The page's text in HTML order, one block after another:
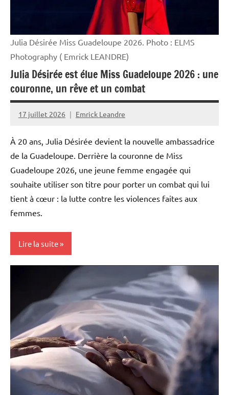
Julia Désirée Miss Guadeloupe 2026. Photo : ELMS
Photography ( Emrick LEANDRE)
Julia Désirée est élue Miss Guadeloupe 2026 : une
couronne, un rêve et un combat
17 juillet 2026 Emrick Leandre
À 20 ans, Julia Désirée devient la nouvelle ambassadrice
de la Guadeloupe. Derrière la couronne de Miss
Guadeloupe 2026, une jeune femme engagée qui
souhaite utiliser son titre pour porter un combat qui lui
tient à cœur : la lutte contre les violences faites aux
femmes.
Lire la suite
Blog
Culture
France
Guadeloupe
Outremer